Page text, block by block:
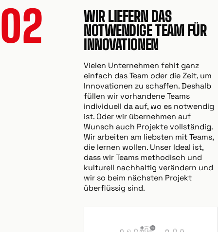
02
WIR LIEFERN DAS
NOTWENDIGE TEAM FÜR
INNOVATIONEN
Vielen Unternehmen fehlt ganz
einfach das Team oder die Zeit, um
Innovationen zu schaffen. Deshalb
füllen wir vorhandene Teams
individuell da auf, wo es notwendig
ist. Oder wir übernehmen auf
Wunsch auch Projekte vollständig.
Wir arbeiten am liebsten mit Teams,
die lernen wollen. Unser Ideal ist,
dass wir Teams methodisch und
kulturell nachhaltig verändern und
wir so beim nächsten Projekt
überflüssig sind.